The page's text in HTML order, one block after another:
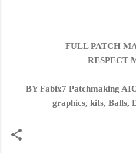
FULL PATCH
RESPECT
BY Fabix7 Patchmaking
graphics, kits, Balls,